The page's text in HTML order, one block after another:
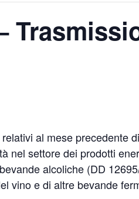
al mese precedente
nel settore dei prodotti
alcoliche (DD
vino e di altre bevande